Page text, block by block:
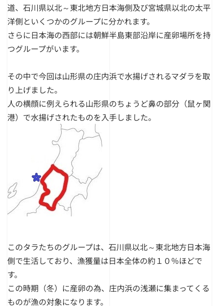
道、石川県以北～東北地方日本海側及び宮城県以北の太平
洋側といくつかのグループに分かれます。
さらに日本海の西部には朝鮮半島東部沿岸に産卵場所を持
つグループがいます。
その中で今回は山形県の庄内浜で水揚げされるマダラを取
り上げました。
人の横顔に例えられる山形県のちょうど鼻の部分（鼠ヶ関
港）で水揚げされたものを入手しました。
このタラたちのグループは、石川県以北～東北地方日本海
側で生活しており、漁獲量は日本全体の約１０％ほどで
す。
この時期（冬）に産卵の為、庄内浜の浅瀬に集まってくる
ものが漁の対象になります。